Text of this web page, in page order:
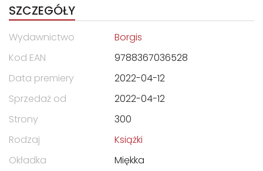
SZCZEGÓŁY
Wydawnictwo
Borgis
Kod EAN
9788367036528
Data premiery
2022-04-12
Sprzedaż od
2022-04-12
Strony
300
Rodzaj
Książki
Okładka
Miękka